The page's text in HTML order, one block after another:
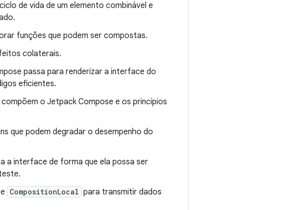
de vida de um elemento combinável e
funções que podem ser compostas.
colaterais.
passa para renderizar a interface do
eficientes.
o Jetpack Compose e os princípios
que podem degradar o desempenho do
a interface de forma que ela possa ser
CompositionLocal para transmitir dados